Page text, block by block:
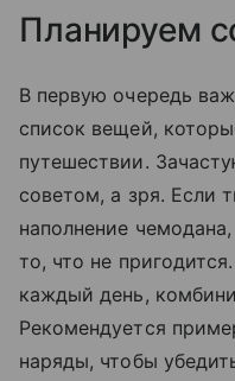
Планируем
В первую очередь
список вещей,
путешествии.
советом, а зря. Если
наполнение
то, что не
каждый день,
Рекомендуется
наряды, чтобы